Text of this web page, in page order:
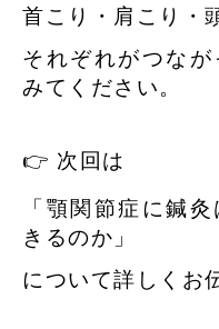
首こり・肩こり・
それぞれがつな
みてください。
👉 次回は
「顎関節症に鍼
きるのか」
について詳しくお